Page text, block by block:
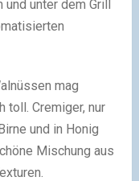
unter dem Grill
mag
toll. Cremiger, nur
und in Honig
Mischung aus